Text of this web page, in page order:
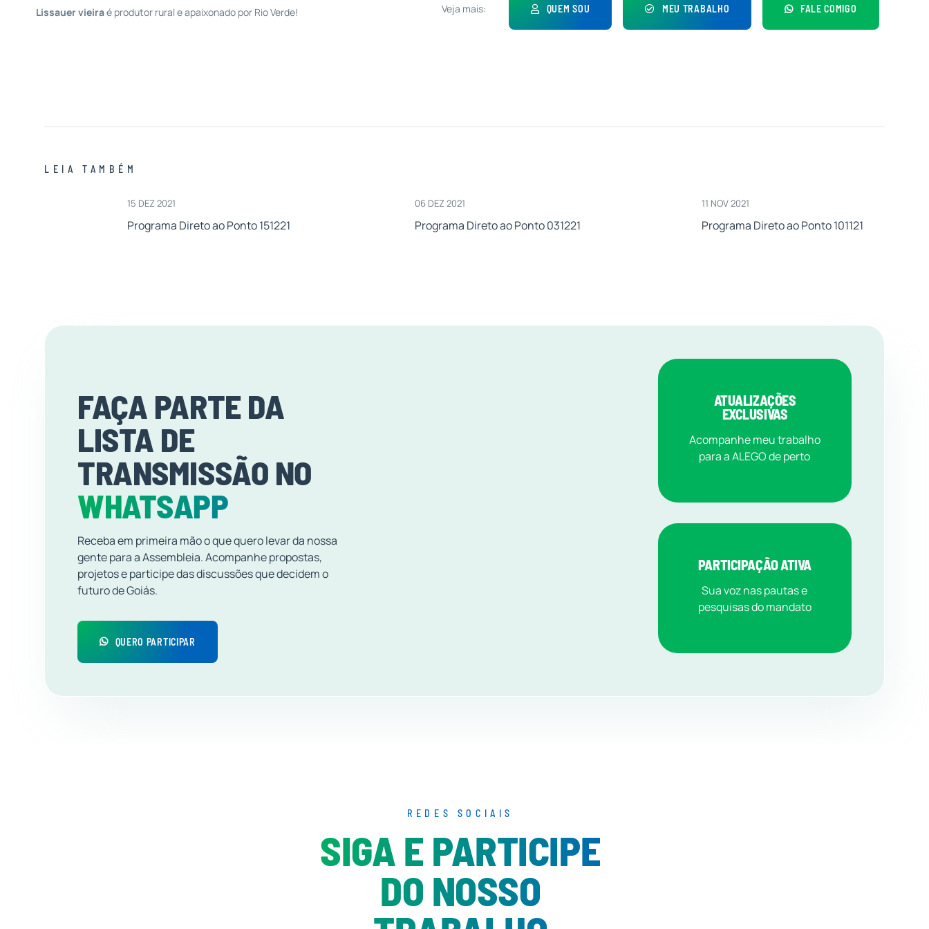
Lissauer vieiraé produtor rural e apaixonado por Rio Verde! Veja mais: QUEM SOU MEU TRABALHO FALE COMIGO
LEIA TAMBÉM
15 DEZ 2021
Programa Direto ao Ponto 151221
06 DEZ 2021
Programa Direto ao Ponto 031221
11 NOV 2021
Programa Direto ao Ponto 101121
FAÇA PARTE DA
LISTA DE
TRANSMISSÃO NO
WHATSAPP
Receba em primeira mão o que quero levar da nossa
gente para a Assembleia. Acompanhe propostas,
projetos e participe das discussões que decidem o
futuro de Goiás.
QUERO PARTICIPAR
ATUALIZAÇÕES
EXCLUSIVAS
Acompanhe meu trabalho
para a ALEGO de perto
PARTICIPAÇÃO ATIVA
Sua voz nas pautas e
pesquisas do mandato
REDES SOCIAIS
SIGA E PARTICIPE
DO NOSSO